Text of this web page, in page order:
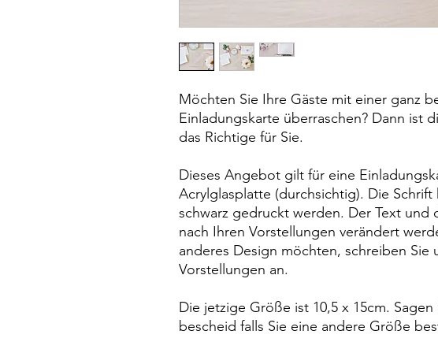
Möchten Sie Ihre Gäste mit einer ganz
Einladungskarte überraschen? Dann ist
das Richtige für Sie.
Dieses Angebot gilt für eine
Acrylglasplatte (durchsichtig). Die Schrift
schwarz gedruckt werden. Der Text und
nach Ihren Vorstellungen verändert
anderes Design möchten, schreiben Sie
Vorstellungen an.
Die jetzige Größe ist 10,5 x 15cm. Sagen
bescheid falls Sie eine andere Größe